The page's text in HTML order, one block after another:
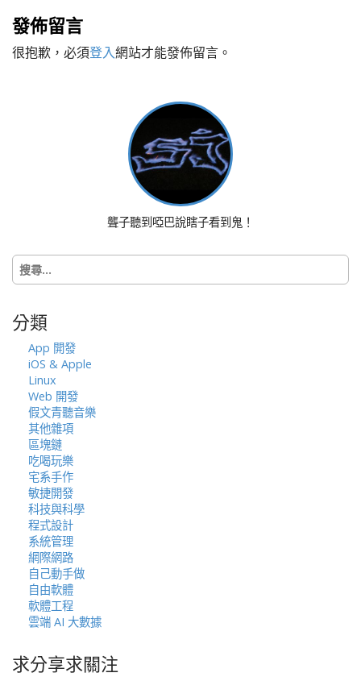
n
a
v
發佈留言
很抱歉，必須登入網站才能發佈留言。
聾子聽到啞巴說瞎子看到鬼！
搜
尋
字:
分類
App 開發
iOS & Apple
Linux
Web 開發
假文青聽音樂
其他雜項
區塊鏈
吃喝玩樂
宅系手作
敏捷開發
科技與科學
程式設計
系統管理
網際網路
自己動手做
自由軟體
軟體工程
雲端 AI 大數據
求分享求關注